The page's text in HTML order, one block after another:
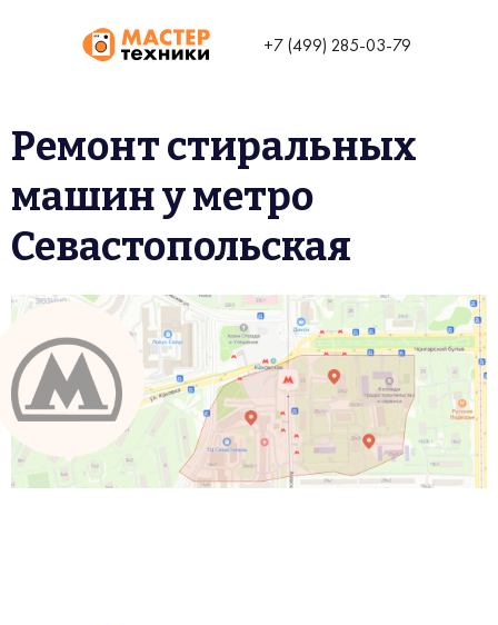
+7 (499) 285-03-79
Ремонт стиральных
машин у метро
Севастопольская